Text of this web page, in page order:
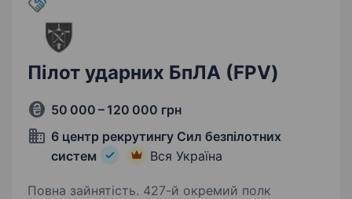
Пілот ударних БпЛА (FPV)
50 000 – 120 000 грн
6 центр рекрутингу Сил безпілотних
систем
Вся Україна
Повна зайнятість. 427-й окремий полк